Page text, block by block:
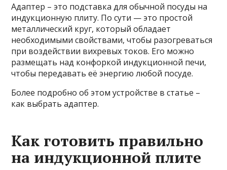
Адаптер – это подставка для обычной посуды на
индукционную плиту. По сути — это простой
металлический круг, который обладает
необходимыми свойствами, чтобы разогреваться
при воздействии вихревых токов. Его можно
размещать над конфоркой индукционной печи,
чтобы передавать её энергию любой посуде.
Более подробно об этом устройстве в статье –
как выбрать адаптер.
Как готовить правильно
на индукционной плите